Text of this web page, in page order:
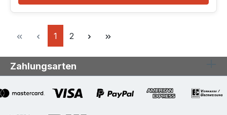
Seite
1 Seite
2
Zahlungsarten